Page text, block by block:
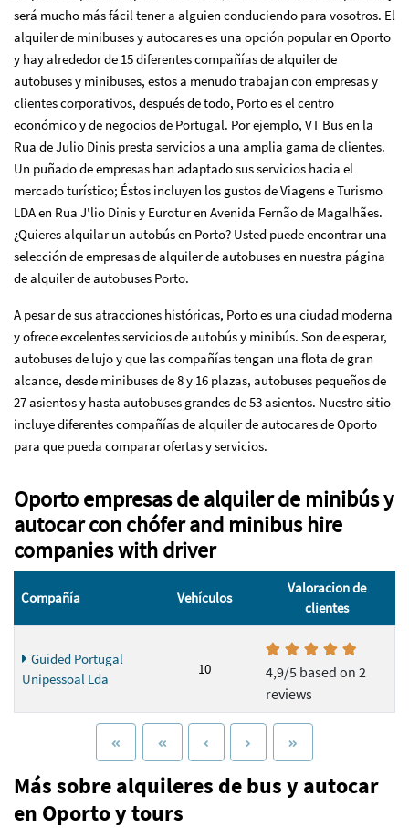
será mucho más fácil tener a alguien conduciendo para vosotros. El
alquiler de minibuses y autocares es una opción popular en Oporto
y hay alrededor de 15 diferentes compañías de alquiler de
autobuses y minibuses, estos a menudo trabajan con empresas y
clientes corporativos, después de todo, Porto es el centro
económico y de negocios de Portugal. Por ejemplo, VT Bus en la
Rua de Julio Dinis presta servicios a una amplia gama de clientes.
Un puñado de empresas han adaptado sus servicios hacia el
mercado turístico; Éstos incluyen los gustos de Viagens e Turismo
LDA en Rua J'lio Dinis y Eurotur en Avenida Fernão de Magalhães.
¿Quieres alquilar un autobús en Porto? Usted puede encontrar una
selección deempresas de alquiler de autobuses en nuestra página
de alquiler de autobuses Porto.
A pesar de sus atracciones históricas, Porto es una ciudad moderna
y ofrece excelentes servicios de autobús y minibús. Son de esperar,
autobuses de lujo y que las compañías tengan una flota de gran
alcance, desde minibuses de 8 y 16 plazas, autobuses pequeños de
27 asientos y hasta autobuses grandes de 53 asientos. Nuestro sitio
incluye diferentes compañías de alquiler de autocares de Oporto
para que pueda comparar ofertas y servicios.
Oporto empresas de alquiler de minibús y
autocar con chófer and minibus hire
companies with driver
Compañía Vehículos
Valoracion de
clientes
Guided Portugal
Unipessoal Lda
10
4,9/5 based on 2
reviews
Más sobre alquileres de bus y autocar
en Oporto y tours